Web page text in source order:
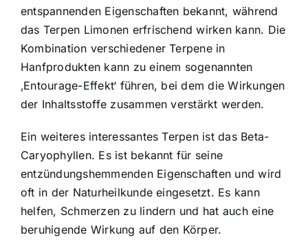
entspannenden Eigenschaften bekannt, während
das Terpen Limonen erfrischend wirken kann. Die
Kombination verschiedener Terpene in
Hanfprodukten kann zu einem sogenannten
‚Entourage-Effekt‘ führen, bei dem die Wirkungen
der Inhaltsstoffe zusammen verstärkt werden.
Ein weiteres interessantes Terpen ist das Beta-
Caryophyllen. Es ist bekannt für seine
entzündungshemmenden Eigenschaften und wird
oft in der Naturheilkunde eingesetzt. Es kann
helfen, Schmerzen zu lindern und hat auch eine
beruhigende Wirkung auf den Körper.